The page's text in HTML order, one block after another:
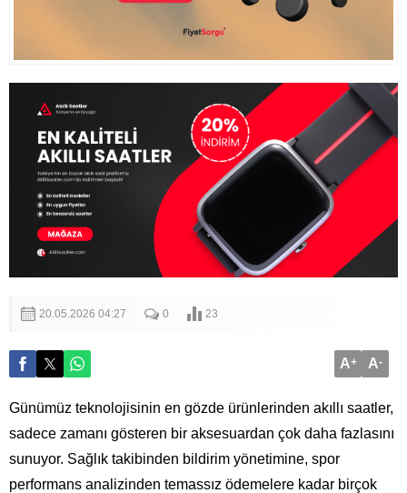
20.05.2026 04:27 0 23
A+ A-
Günümüz teknolojisinin en gözde ürünlerinden akıllı saatler,
sadece zamanı gösteren bir aksesuardan çok daha fazlasını
sunuyor. Sağlık takibinden bildirim yönetimine, spor
performans analizinden temassız ödemelere kadar birçok